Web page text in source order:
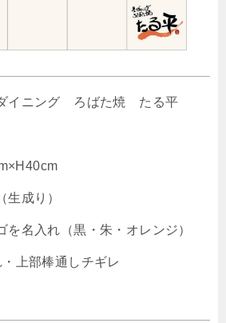
イニング ろばた焼 たる平
生成り）
を名入れ（黒・朱・オレンジ）
上部棒通しチギレ